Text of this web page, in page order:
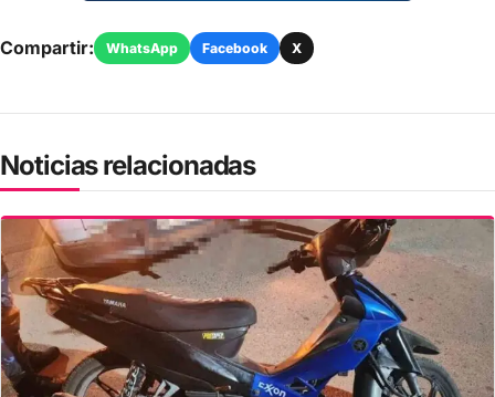
Compartir: WhatsApp Facebook X
Noticias relacionadas